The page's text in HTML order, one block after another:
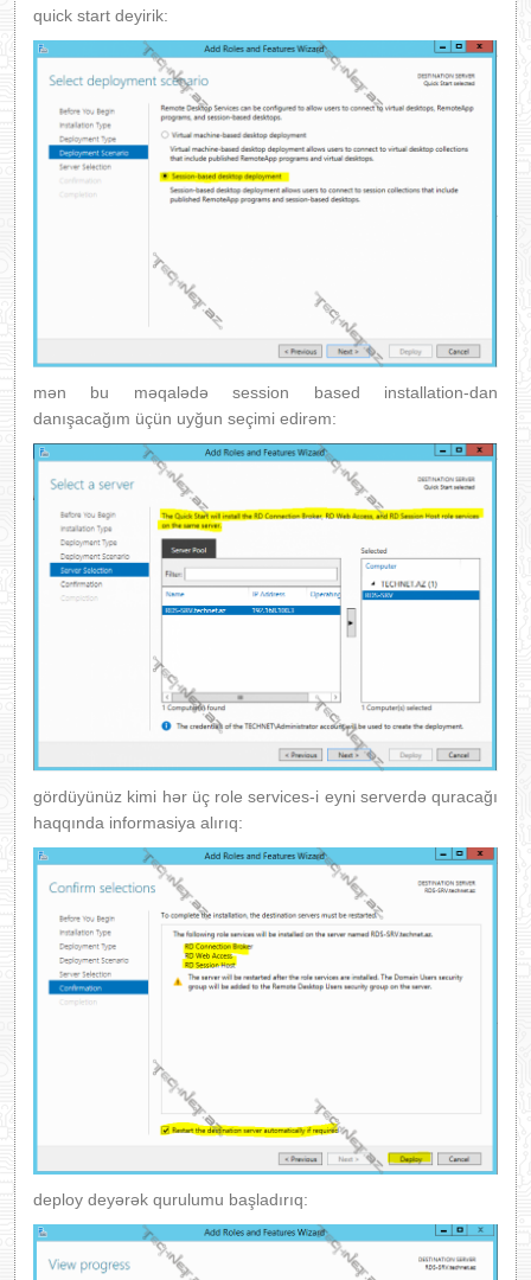
quick start deyirik:
mən bu məqalədə session based installation-dan
danışacağım üçün uyğun seçimi edirəm:
gördüyünüz kimi hər üç role services-i eyni serverdə quracağı
haqqında informasiya alırıq:
deploy deyərək qurulumu başladırıq: